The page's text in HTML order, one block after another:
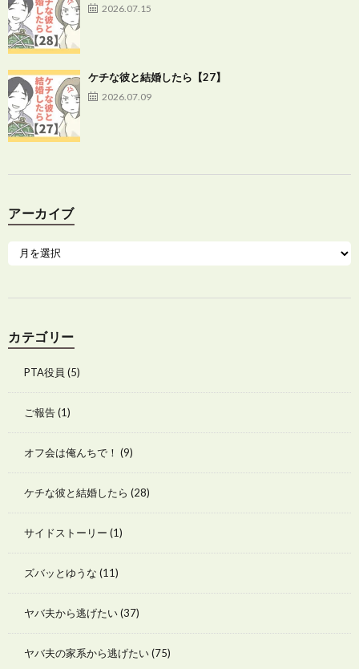
2026.07.15
ケチな彼と結婚したら【27】
2026.07.09
アーカイブ
カテゴリー
PTA役員 (5)
ご報告(1)
オフ会は俺んちで！ (9)
ケチな彼と結婚したら (28)
サイドストーリー (1)
ズバッとゆうな (11)
ヤバ夫から逃げたい(37)
ヤバ夫の家系から逃げたい(75)